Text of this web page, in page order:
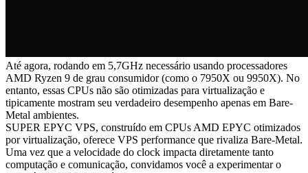
Até agora, rodando em 5,7GHz necessário usando processadores
AMD Ryzen 9 de grau consumidor (como o 7950X ou 9950X). No
entanto, essas CPUs não são otimizadas para virtualização e
tipicamente mostram seu verdadeiro desempenho apenas em Bare-
Metal ambientes.
SUPER EPYC VPS, construído em CPUs AMD EPYC otimizados
por virtualização, oferece VPS performance que rivaliza Bare-Metal.
Uma vez que a velocidade do clock impacta diretamente tanto
computação e comunicação, convidamos você a experimentar o